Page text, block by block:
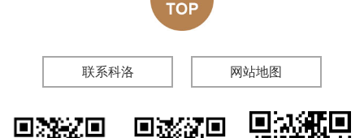
联系科洛 网站地图